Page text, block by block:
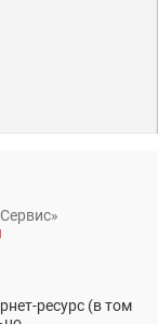
ресурс (в том